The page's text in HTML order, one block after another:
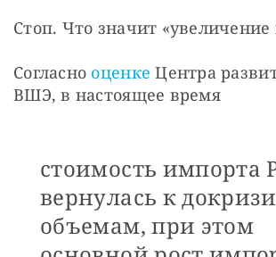
Стоп. Что значит «увеличение
Согласно оценке Центра
ВШЭ, в настоящее время
стоимость импорта
вернулась к
объемам, при этом